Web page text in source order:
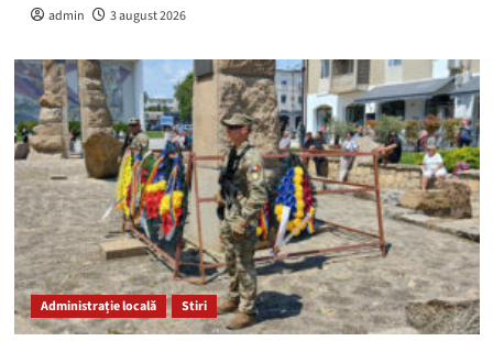
admin 3 august 2026
Administrație locală Stiri